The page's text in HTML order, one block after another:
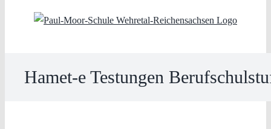
Hamet-e Testungen